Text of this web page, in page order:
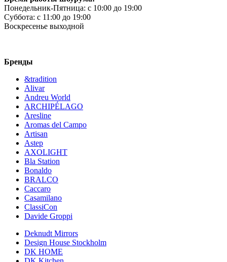
Понедельник-Пятница: c 10:00 до 19:00
Суббота: c 11:00 до 19:00
Воскресенье выходной
Бренды
&tradition
Alivar
Andreu World
ARCHIPÉLAGO
Aresline
Aromas del Campo
Artisan
Astep
AXOLIGHT
Bla Station
Bonaldo
BRALCO
Caccaro
Casamilano
ClassiCon
Davide Groppi
Deknudt Mirrors
Design House Stockholm
DK HOME